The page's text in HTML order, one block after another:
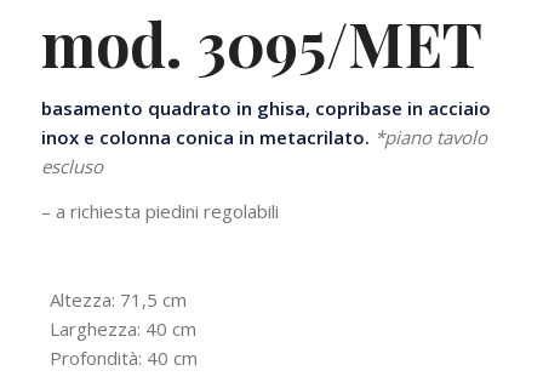
mod. 3095/MET
basamento quadrato in ghisa, copribase in acciaio
inox e colonna conica in metacrilato. *piano tavolo
escluso
– a richiesta piedini regolabili
Altezza: 71,5 cm
Larghezza: 40 cm
Profondità: 40 cm